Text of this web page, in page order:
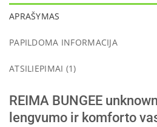
APRAŠYMAS
PAPILDOMA INFORMACIJA
ATSILIEPIMAI (1)
REIMA BUNGEE
lengvumo ir komforto